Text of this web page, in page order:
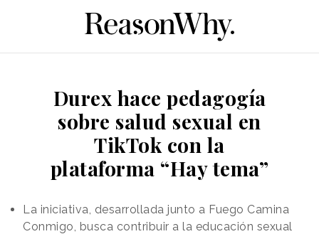
Durex hace pedagogía
sobre salud sexual en
TikTok con la
plataforma “Hay tema”
La iniciativa, desarrollada junto a Fuego Camina
Conmigo, busca contribuir a la educación sexual